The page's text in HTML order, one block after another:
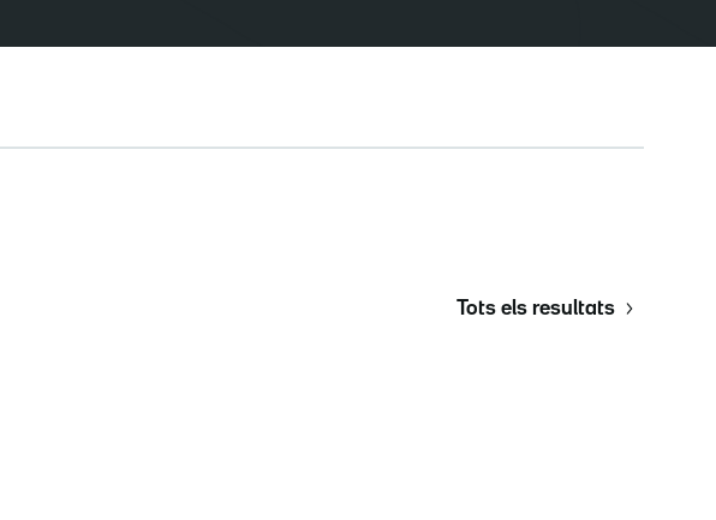
Tots els resultats